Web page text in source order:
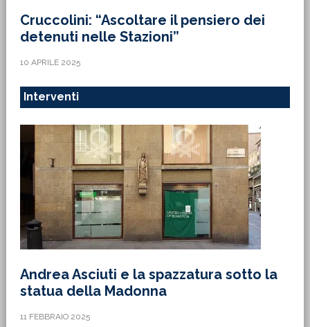
Cruccolini: “Ascoltare il pensiero dei
detenuti nelle Stazioni”
10 APRILE 2025
Interventi
Andrea Asciuti e la spazzatura sotto la
statua della Madonna
11 FEBBRAIO 2025